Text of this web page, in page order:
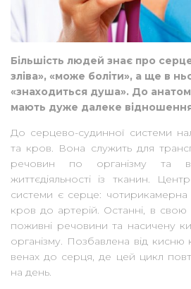
Більшість людей знає про
зліва», «може боліти», а ще в
«знаходиться душа». До
мають дуже далеке
До серцево-судинної системи
та кров. Вона служить для
речовин по організму та
життєдіяльності із тканин.
системи є серце:
кров до артерій. Останні, в свою
поживні речовини та насичену
організму. Позбавлена від
венах до серця, де цей цикл
на день.